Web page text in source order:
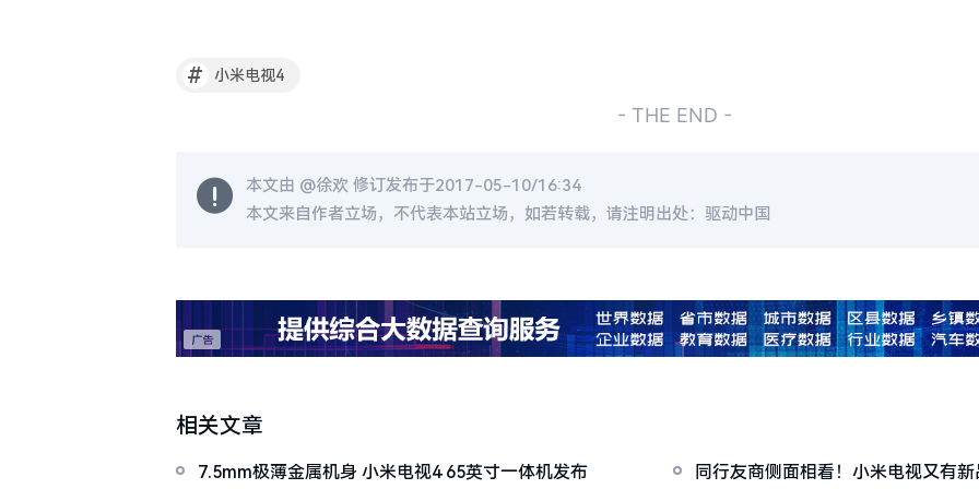
# 小米电视4
- THE END -
本文由 @徐欢 修订发布于2017-05-10/16:34
本文来自作者立场，不代表本站立场，如若转载，请注明出处：驱动中国
相关文章
7.5mm极薄金属机身 小米电视4 65英寸一体机发布 同行友商侧面相看！小米电视又有